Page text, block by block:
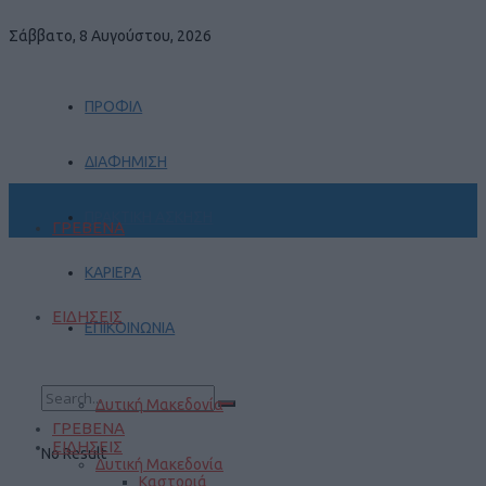
Σάββατο, 8 Αυγούστου, 2026
ΠΡΟΦΙΛ
ΔΙΑΦΗΜΙΣΗ
ΚΑΡΙΕΡΑ
ΕΠΙΚΟΙΝΩΝΙΑ
No Result
ΓΡΕΒΕΝΑ
ΕΙΔΗΣΕΙΣ
Δυτική Μακεδονία
ΓΡΕΒΕΝΑ
ΕΙΔΗΣΕΙΣ
Δυτική Μακεδονία
Καστοριά